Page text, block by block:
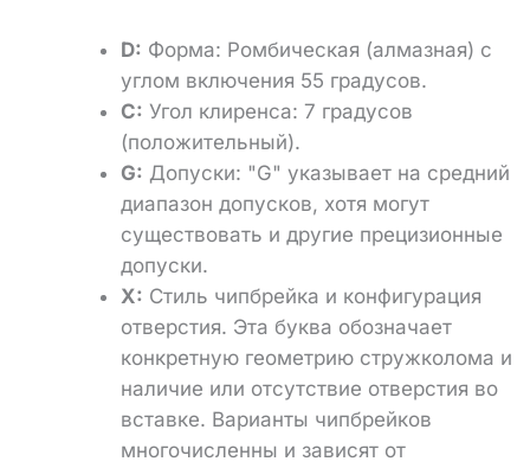
D: Форма: Ромбическая (алмазная) с
углом включения 55 градусов.
C: Угол клиренса: 7 градусов
(положительный).
G: Допуски: "G" указывает на средний
диапазон допусков, хотя могут
существовать и другие прецизионные
допуски.
X: Стиль чипбрейка и конфигурация
отверстия. Эта буква обозначает
конкретную геометрию стружколома и
наличие или отсутствие отверстия во
вставке. Варианты чипбрейков
многочисленны и зависят от